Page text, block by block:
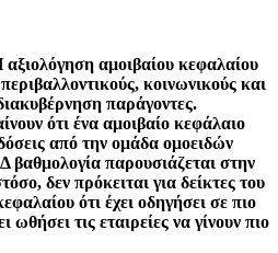
αξιολόγηση αμοιβαίου κεφαλαίου
κοινωνικούς και
παράγοντες.
ότι ένα αμοιβαίο κεφάλαιο
από την ομάδα ομοειδών
παρουσιάζεται στην
δεν πρόκειται για δείκτες του
ότι έχει οδηγήσει σε πιο
ωθήσει τις εταιρείες να γίνουν πιο